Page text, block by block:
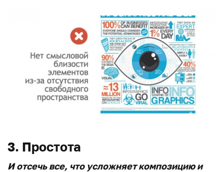
3. Простота
И отсечь все, что усложняет композицию и